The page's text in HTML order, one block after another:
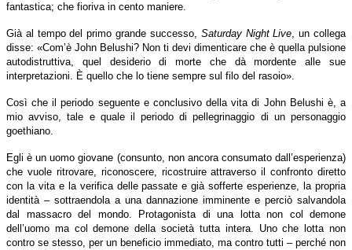
fantastica; che fioriva in cento maniere.
Già al tempo del primo grande successo, Saturday Night Live, un collega
disse: «Com’è John Belushi? Non ti devi dimenticare che è quella pulsione
autodistruttiva, quel desiderio di morte che dà mordente alle sue
interpretazioni. È quello che lo tiene sempre sul filo del rasoio».
Così che il periodo seguente e conclusivo della vita di John Belushi è, a
mio avviso, tale e quale il periodo di pellegrinaggio di un personaggio
goethiano.
Egli è un uomo giovane (consunto, non ancora consumato dall’esperienza)
che vuole ritrovare, riconoscere, ricostruire attraverso il confronto diretto
con la vita e la verifica delle passate e già sofferte esperienze, la propria
identità – sottraendola a una dannazione imminente e perciò salvandola
dal massacro del mondo. Protagonista di una lotta non col demone
dell’uomo ma col demone della società tutta intera. Uno che lotta non
contro se stesso, per un beneficio immediato, ma contro tutti – perché non